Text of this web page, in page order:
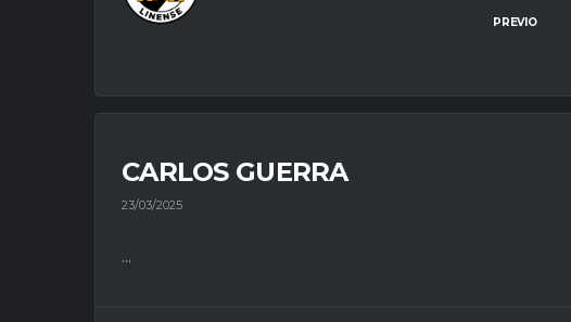
PREVIO
CARLOS GUERRA
23/03/2025
...